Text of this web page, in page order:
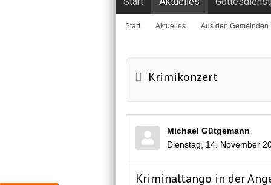
Start Aktuelles Aus den Gemeinden
Krimikonzert
Michael Gütgemann
Dienstag, 14. November
Kriminaltango in der